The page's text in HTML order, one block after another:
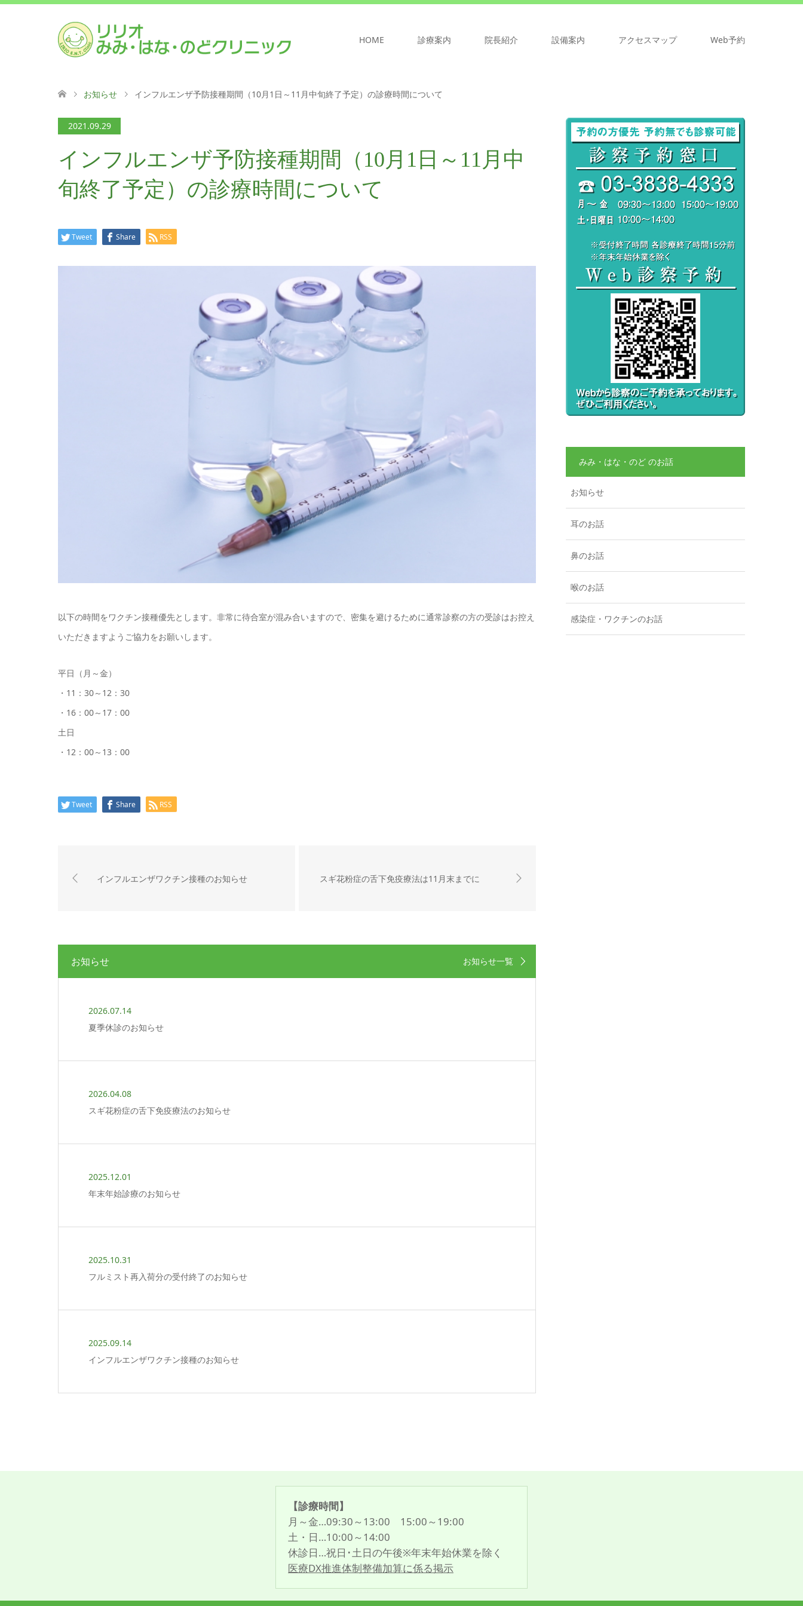
HOME 診療案内 院長紹介 設備案内 アクセスマップ Web予約
お知らせ インフルエンザ予防接種期間（10月1日～11月中旬終了予定）の診療時間について
2021.09.29
インフルエンザ予防接種期間（10月1日～11月中
旬終了予定）の診療時間について
Tweet Share RSS
以下の時間をワクチン接種優先とします。非常に待合室が混み合いますので、密集を避けるために通常診察の方の受診はお控え
いただきますようご協力をお願いします。
平日（月～金）
・11：30～12：30
・16：00～17：00
土日
・12：00～13：00
Tweet Share RSS
インフルエンザワクチン接種のお知らせ スギ花粉症の舌下免疫療法は11月末までに
お知らせ お知らせ一覧
2026.07.14
夏季休診のお知らせ
2026.04.08
スギ花粉症の舌下免疫療法のお知らせ
2025.12.01
年末年始診療のお知らせ
2025.10.31
フルミスト再入荷分の受付終了のお知らせ
2025.09.14
インフルエンザワクチン接種のお知らせ
みみ・はな・のど のお話
お知らせ
耳のお話
鼻のお話
喉のお話
感染症・ワクチンのお話
【診療時間】
月～金…09:30～13:00 15:00～19:00
土・日…10:00～14:00
休診日…祝日･土日の午後※年末年始休業を除く
医療DX推進体制整備加算に係る掲示